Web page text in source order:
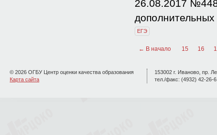
26.08.2017
ЕГЭ
← В начало 15 16
© 2026 ОГБУ Центр оценки качества образования
Карта сайта
153002 г. Иваново, пр.
тел./факс: (4932) 42-26-